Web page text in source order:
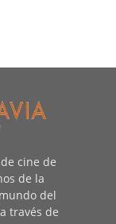
cine de
de la
del
través de